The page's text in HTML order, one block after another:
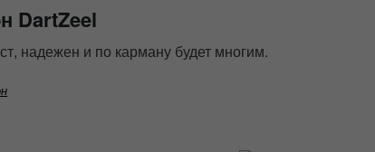
DartZeel
надежен и по карману будет многим.